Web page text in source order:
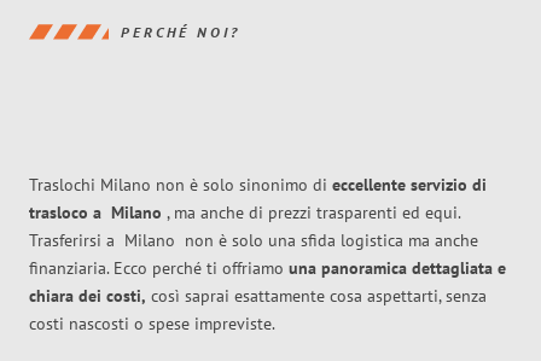
PERCHÉ NOI?
Traslochi Milano non è solo sinonimo di eccellente servizio di
trasloco a Milano , ma anche di prezzi trasparenti ed equi.
Trasferirsi a Milano non è solo una sfida logistica ma anche
finanziaria. Ecco perché ti offriamo una panoramica dettagliata e
chiara dei costi, così saprai esattamente cosa aspettarti, senza
costi nascosti o spese impreviste.